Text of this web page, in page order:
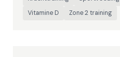
Vitamine D
Zone 2 training